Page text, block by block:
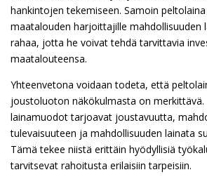
hankintojen tekemiseen. Samoin
maatalouden harjoittajille mahdollisuuden
rahaa, jotta he voivat tehdä tarvittavia
maatalouteensa.
Yhteenvetona voidaan todeta, että
joustoluoton näkökulmasta on
lainamuodot tarjoavat joustavuutta,
tulevaisuuteen ja mahdollisuuden lainata
Tämä tekee niistä erittäin hyödyllisiä
tarvitsevat rahoitusta erilaisiin tarpeisiin.